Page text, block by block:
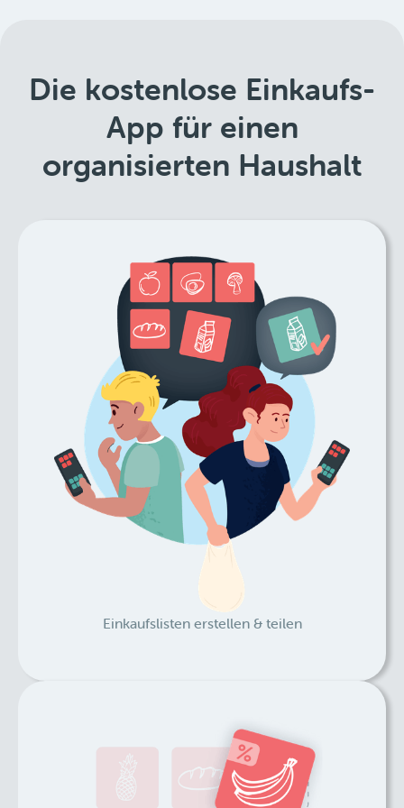
Die kostenlose Einkaufs-
App für einen
organisierten Haushalt
Einkaufslisten erstellen & teilen